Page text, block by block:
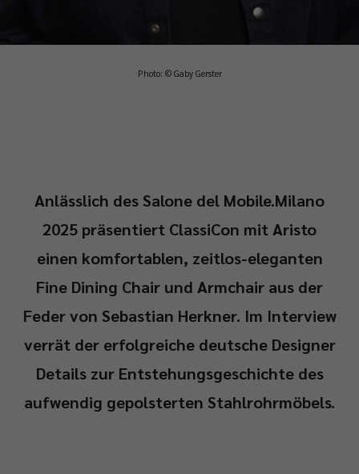
Photo: © Gaby Gerster
Anlässlich des Salone del Mobile.Milano
2025 präsentiert ClassiCon mit Aristo
einen komfortablen, zeitlos-eleganten
Fine Dining Chair und Armchair aus der
Feder von Sebastian Herkner. Im Interview
verrät der erfolgreiche deutsche Designer
Details zur Entstehungsgeschichte des
aufwendig gepolsterten Stahlrohrmöbels.